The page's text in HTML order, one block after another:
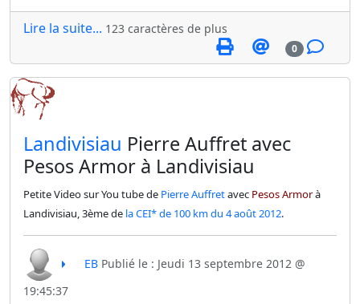
Lire la suite... 123 caractères de plus
0
​Landivisiau Pierre Auffret avec
Pesos Armor à Landivisiau
Petite Video sur You tube de Pierre Auffretavec Pesos Armorà
Landivisiau, 3ème de la CEI* de 100 km du 4 août 2012.
EBPublié le : Jeudi 13 septembre 2012 @
19:45:37